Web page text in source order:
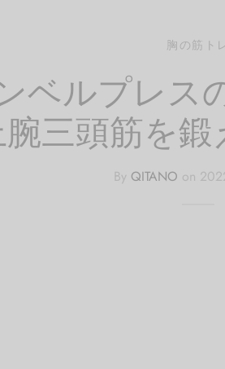
胸の筋ト
ベルプレス
三頭筋を
By QITANO on